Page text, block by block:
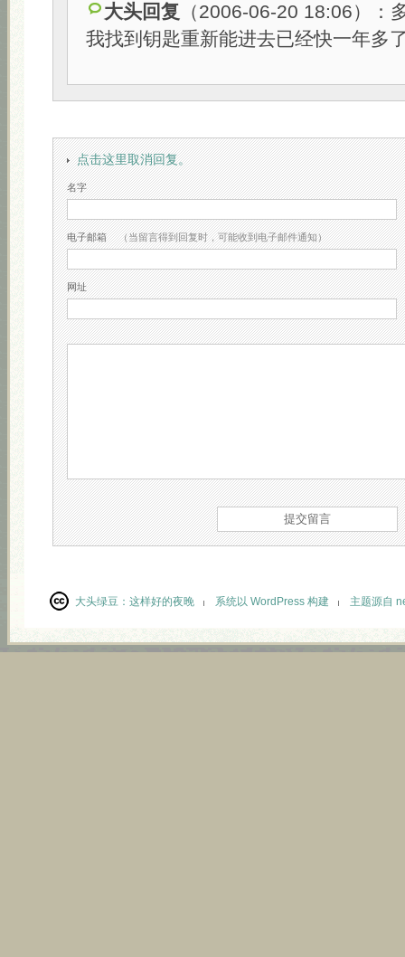
大头回复 （2006-06-20 18:06）：
我找到钥匙重新能进去已经快一年多
点击这里取消回复。
名字
电子邮箱 （当留言得到回复时，可能收到电子邮件通知）
网址
大头绿豆： 这样好的夜晚 系统以 WordPress 构建 主题源自